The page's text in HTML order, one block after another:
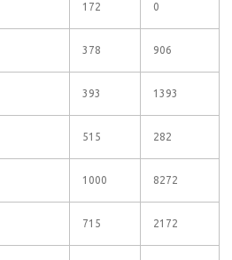
172 0
378 906
393 1393
515 282
1000 8272
715 2172